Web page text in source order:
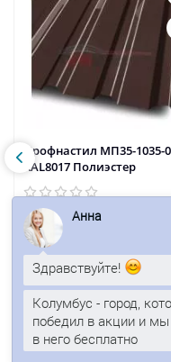
Профнастил МП35-1035-
RAL8017 Полиэстер
466р.
В корзину
Быстрый заказ
Анна
Здравствуйте!
Колумбус - город,
победил в акции и
в него бесплатно